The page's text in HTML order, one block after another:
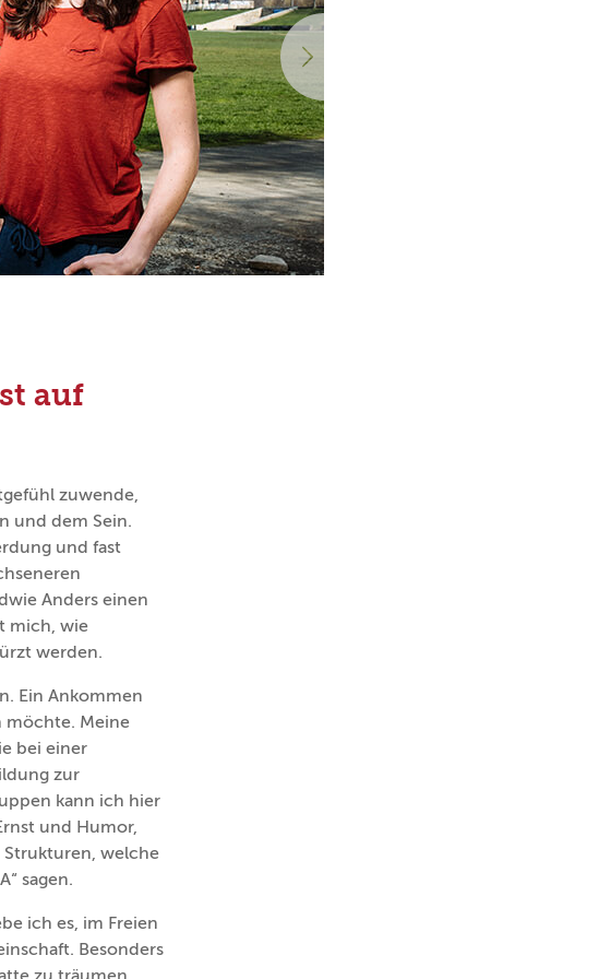
Nächste
auf
zuwende,
und dem Sein.
und fast
Anders einen
mich, wie
werden.
Ein Ankommen
möchte. Meine
bei einer
zur
kann ich hier
und Humor,
Strukturen, welche
sagen.
ich es, im Freien
Besonders
zu träumen,